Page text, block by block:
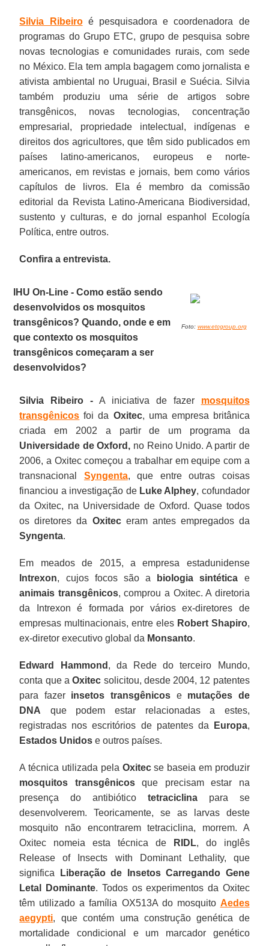
Silvia Ribeiroé pesquisadora e coordenadora de
programas do Grupo ETC, grupo de pesquisa sobre
novas tecnologias e comunidades rurais, com sede
no México. Ela tem ampla bagagem como jornalista e
ativista ambiental no Uruguai, Brasil e Suécia. Silvia
também produziu uma série de artigos sobre
transgênicos, novas tecnologias, concentração
empresarial, propriedade intelectual, indígenas e
direitos dos agricultores, que têm sido publicados em
países latino-americanos, europeus e norte-
americanos, em revistas e jornais, bem como vários
capítulos de livros. Ela é membro da comissão
editorial da Revista Latino-Americana Biodiversidad,
sustento y culturas, e do jornal espanhol Ecología
Política, entre outros.
Confira a entrevista.
Foto: www.etcgroup.org
IHU On-Line - Como estão sendo
desenvolvidos os mosquitos
transgênicos? Quando, onde e em
que contexto os mosquitos
transgênicos começaram a ser
desenvolvidos?
Silvia Ribeiro - A iniciativa de fazer mosquitos
transgênicos foi da Oxitec, uma empresa britânica
criada em 2002 a partir de um programa da
Universidade de Oxford, no Reino Unido. A partir de
2006, a Oxitec começou a trabalhar em equipe com a
transnacional Syngenta, que entre outras coisas
financiou a investigação de Luke Alphey, cofundador
da Oxitec, na Universidade de Oxford. Quase todos
os diretores da Oxiteceram antes empregados da
Syngenta.
Em meados de 2015, a empresa estadunidense
Intrexon, cujos focos são a biologia sintética e
animais transgênicos, comprou a Oxitec. A diretoria
da Intrexon é formada por vários ex-diretores de
empresas multinacionais, entre eles Robert Shapiro,
ex-diretor executivo global da Monsanto.
Edward Hammond , da Rede do terceiro Mundo,
conta que aOxitec solicitou, desde 2004, 12 patentes
para fazer insetos transgênicos e mutações de
DNA que podem estar relacionadas a estes,
registradas nos escritórios de patentes da
Europa,
Estados Unidos e outros países.
A técnica utilizada pela Oxitecse baseia em produzir
mosquitos transgênicosque precisam estar na
presença do antibiótico tetraciclinapara se
desenvolverem. Teoricamente, se as larvas deste
mosquito não encontrarem tetraciclina, morrem. A
Oxitec nomeia esta técnica de
RIDL, do inglês
Release of Insects with Dominant Lethality, que
significa
Liberação de Insetos Carregando Gene
Letal Dominante. Todos os experimentos da Oxitec
têm utilizado a família OX513A do mosquito Aedes
aegypti, que contém uma construção genética de
mortalidade condicional e um marcador genético